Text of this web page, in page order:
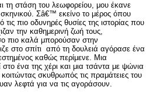
τη στάση του λεωφορείου, μου έκανε
Σâ€™ εκείνο το μέρος όπου
πιο οδυνηρές θυσίες της ιστορίας που
την καθημερινή ζωή τους,
πιο καλά μπορούσαν στην
στο σπίτι από τη δουλειά αγόρασε ένα
καθώς περίμενε. Μια
ένα της χέρι και μια τσάντα με ψώνια
σκυθρωπός τις πραμάτειες του
λεφτά για να τις αγοράσουν.